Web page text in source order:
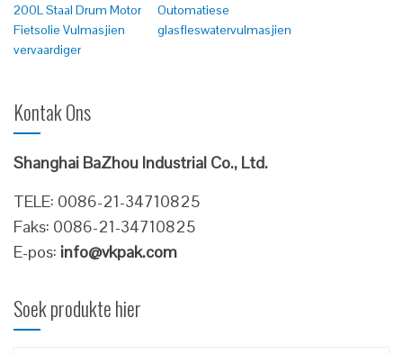
200L Staal Drum Motor
Fietsolie Vulmasjien
vervaardiger
Outomatiese
glasfleswatervulmasjien
Kontak Ons
Shanghai BaZhou Industrial Co., Ltd.
TELE: 0086-21-34710825
Faks: 0086-21-34710825
E-pos: info@vkpak.com
Soek produkte hier